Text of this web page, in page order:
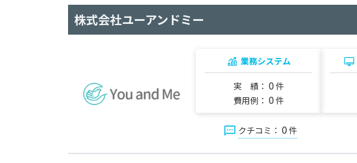
株式会社ユーアンドミー
業務システム
実 績： 0 件
費用例： 0 件
クチコミ： 0 件